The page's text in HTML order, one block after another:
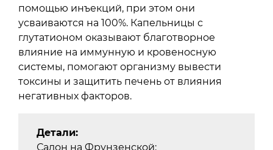
помощью инъекций, при этом они
усваиваются на 100%. Капельницы с
глутатионом оказывают благотворное
влияние на иммунную и кровеносную
системы, помогают организму вывести
токсины и защитить печень от влияния
негативных факторов.
Детали:
Салон на Фрунзенской: